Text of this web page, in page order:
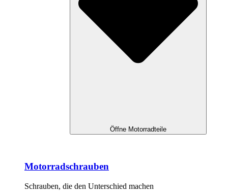
Öffne Motorradteile
Motorradschrauben
Schrauben, die den Unterschied machen